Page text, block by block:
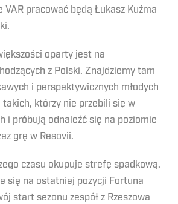
VAR pracować będą Łukasz Kuźma
oparty jest na
z Polski. Znajdziemy tam
i perspektywicznych młodych
takich, którzy nie przebili się w
i próbują odnaleźć się na poziomie
grę w Resovii.
czasu okupuje strefę spadkową.
się na ostatniej pozycji Fortuna
start sezonu zespół z Rzeszowa